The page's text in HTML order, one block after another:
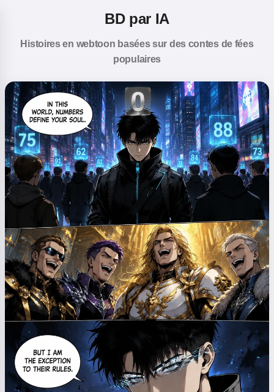
BD par IA
Histoires en webtoon basées sur des contes de fées
populaires